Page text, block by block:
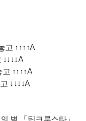
고 ↑↑↑↑A
↑↑↑↑A
↓↓↓↓A
별 「틴크루스타」.